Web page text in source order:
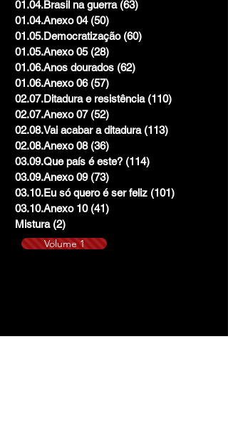
01.04.Brasil na guerra (63)
01.04.Anexo 04 (50)
01.05.Democratização (60)
01.05.Anexo 05 (28)
01.06.Anos dourados (62)
01.06.Anexo 06 (57)
02.07.Ditadura e resistência (110)
02.07.Anexo 07 (52)
02.08.Vai acabar a ditadura (113)
02.08.Anexo 08 (36)
03.09.Que país é este? (114)
03.09.Anexo 09 (73)
03.10.Eu só quero é ser feliz (101)
03.10.Anexo 10 (41)
Mistura (2)
Volume 1